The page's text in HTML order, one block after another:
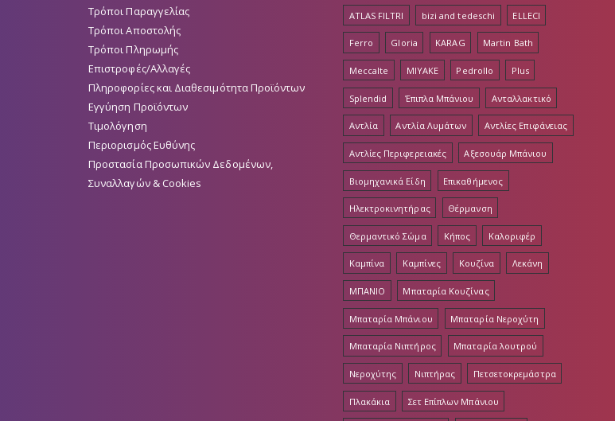
Τρόποι Παραγγελίας
Τρόποι Αποστολής
Τρόποι Πληρωμής
Επιστροφές/Αλλαγές
Πληροφορίες και Διαθεσιμότητα Προϊόντων
Εγγύηση Προϊόντων
Τιμολόγηση
Περιορισμός Ευθύνης
Προστασία Προσωπικών Δεδομένων,
Συναλλαγών & Cookies
ATLAS FILTRI bizi and tedeschi ELLECI
Ferro Gloria KARAG Martin Bath
Meccalte MIYAKE Pedrollo Plus
Splendid Έπιπλα Μπάνιου Ανταλλακτικό
Αντλία Αντλία Λυμάτων Αντλίες Επιφάνειας
Αντλίες Περιφερειακές Αξεσουάρ Μπάνιου
Βιομηχανικά Είδη Επικαθήμενος
Ηλεκτροκινητήρας Θέρμανση
Θερμαντικό Σώμα Κήπος Καλοριφέρ
Καμπίνα Καμπίνες Κουζίνα Λεκάνη
ΜΠΑΝΙΟ Μπαταρία Κουζίνας
Μπαταρία Μπάνιου Μπαταρία Νεροχύτη
Μπαταρία Νιπτήρος Μπαταρία λουτρού
Νεροχύτης Νιπτήρας Πετσετοκρεμάστρα
Πλακάκια Σετ Επίπλων Μπάνιου